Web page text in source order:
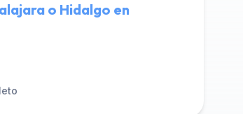
o Hidalgo en